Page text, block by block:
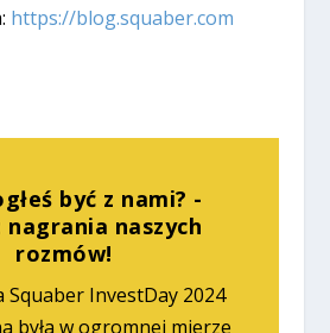
https://blog.squaber.com
być z nami? -
nagrania naszych
rozmów!
Squaber InvestDay 2024
była w ogromnej mierze